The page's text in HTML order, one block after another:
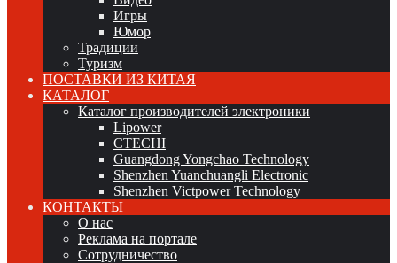
Игры
Юмор
Традиции
Туризм
ПОСТАВКИ ИЗ КИТАЯ
КАТАЛОГ
Каталог производителей электроники
Lipower
CTECHI
Guangdong Yongchao Technology
Shenzhen Yuanchuangli Electronic
Shenzhen Victpower Technology
КОНТАКТЫ
О нас
Реклама на портале
Сотрудничество